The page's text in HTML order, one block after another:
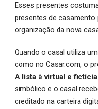
Esses presentes
presentes de casamento
organização da nova
Quando o casal utiliza
como no Casar.com, o
A lista é virtual e fictícia:
simbólico e o casal
creditado na carteira